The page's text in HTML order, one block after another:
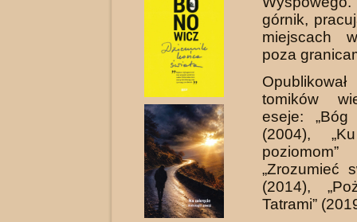
górnik,
miejscach
poza
tomików
eseje:
(2004),
„Zrozumieć
(2014),
Tatrami”